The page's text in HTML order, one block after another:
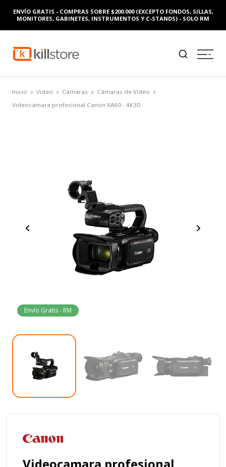
ENVÍO GRATIS - COMPRAS SOBRE $200.000 (EXCEPTO FONDOS, SILLAS,
MONITORES, GABINETES, INSTRUMENTOS Y C-STANDS) - SOLO RM
Inicio Video Cámaras
Cámaras de Video
Videocamara profesional Canon XA60 - 4K30
Envío Gratis - RM